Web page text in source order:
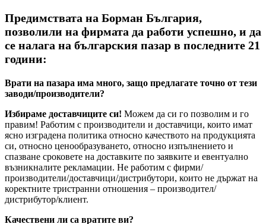
Предимствата на Борман България,
позволили на фирмата да работи успешно, и да
се налага на българския пазар в последните 21
години:
Врати на пазара има много, защо предлагате точно от тези
заводи/производители?
Избираме доставчиците си! Можем да си го позволим и го
правим! Работим с производители и доставчици, които имат
ясно изградена политика относно качеството на продукцията
си, относно ценообразуването, относно изпълнението и
спазване сроковете на доставките по заявките и евентуално
възникналите рекламации. Не работим с фирми/
производители/доставчици/дистрибутори, които не държат на
коректните тристранни отношения – производител/
дистрибутор/клиент.
Качествени ли са вратите ви?